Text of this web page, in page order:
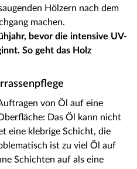
Hölzern nach dem
machen.
bevor die intensive UV-
So geht das Holz
von Öl auf eine
Das Öl kann nicht
eine klebrige Schicht, die
ist zu viel Öl auf
Schichten auf als eine